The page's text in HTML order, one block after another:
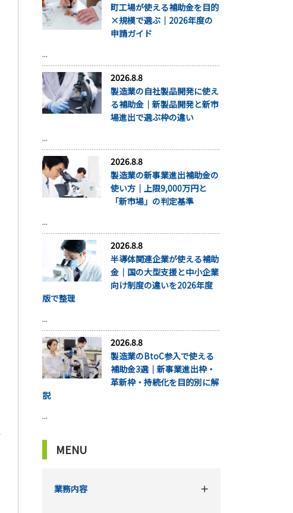
町工場が使える補助金を目的
×規模で選ぶ｜2026年度の
申請ガイド
...
2026.8.8
製造業の自社製品開発に使え
る補助金｜新製品開発と新市
場進出で選ぶ枠の違い
...
2026.8.8
製造業の新事業進出補助金の
使い方｜上限9,000万円と
「新市場」の判定基準
...
2026.8.8
半導体関連企業が使える補助
金｜国の大型支援と中小企業
向け制度の違いを2026年度
版で整理
...
2026.8.8
製造業のBtoC参入で使える
補助金3選｜新事業進出枠・
革新枠・持続化を目的別に解
説
...
MENU
業務内容